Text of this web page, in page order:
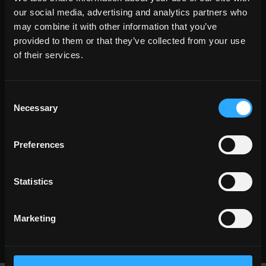
our social media, advertising and analytics partners who
may combine it with other information that you’ve
provided to them or that they’ve collected from your use
of their services.
Selection
Necessary
Preferences
Statistics
Marketing
pietra look
legno look
cemento look
formati tradizionali